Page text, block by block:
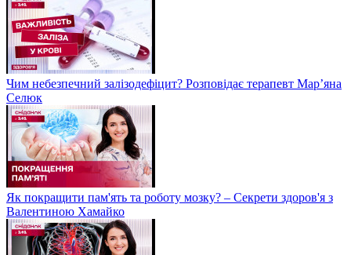
Чим небезпечний залізодефіцит? Розповідає терапевт Мар’яна
Селюк
Як покращити пам'ять та роботу мозку? – Секрети здоров'я з
Валентиною Хамайко